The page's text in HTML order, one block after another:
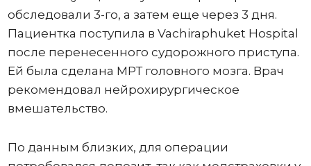
обследовали 3-го, а затем еще через 3 дня.
Пациентка поступила в Vachiraphuket Hospital
после перенесенного судорожного приступа.
Ей была сделана МРТ головного мозга. Врач
рекомендовал нейрохирургическое
вмешательство.
По данным близких, для операции